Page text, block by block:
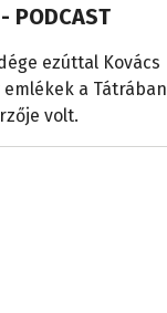
ezúttal Kovács
a Tátrában
volt.